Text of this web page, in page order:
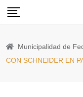
Skip
Municipalidad de
CON SCHNEIDER EN